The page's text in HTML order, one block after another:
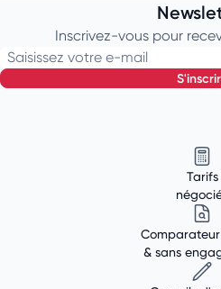
Inscrivez-vous pour
Saisissez votre e-mail
Tarifs
& sans